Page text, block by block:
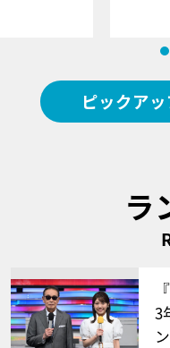
ピックア
ラ
3